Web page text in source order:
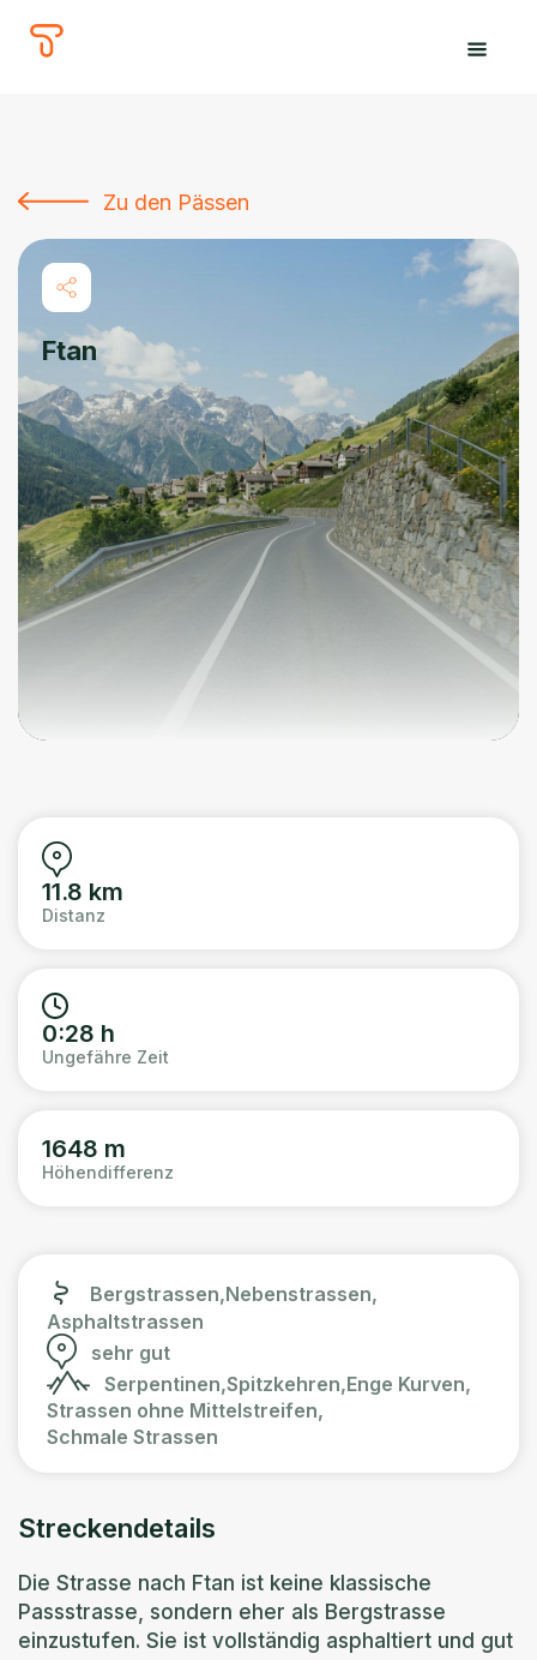
The
Tours
Zu den Pässen
Ftan
11.8 km
Distanz
0:28 h
Ungefähre Zeit
1648 m
Höhendifferenz
Bergstrassen,Nebenstrassen,
Asphaltstrassen
sehr gut
Serpentinen,Spitzkehren,Enge Kurven,
Strassen ohne Mittelstreifen,
Schmale Strassen
Streckendetails
Die Strasse nach Ftan ist keine klassische
Passstrasse, sondern eher als Bergstrasse
einzustufen. Sie ist vollständig asphaltiert und gut